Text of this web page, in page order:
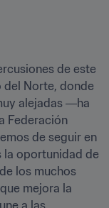
de este
del Norte, donde
alejadas ―ha
Federación
de seguir en
la oportunidad de
los muchos
mejora la
a las